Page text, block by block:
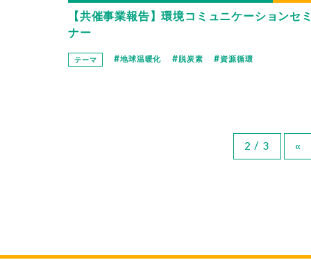
【共催事業報告】環境コミュニケーションセミ
ナー
テーマ 地球温暖化 脱炭素 資源循環
2 / 3 «